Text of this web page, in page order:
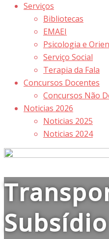
Serviços
Bibliotecas
EMAEI
Psicologia e
Serviço Social
Terapia da Fala
Concursos Docentes
Concursos Não
Noticias 2026
Noticias 2025
Noticias 2024